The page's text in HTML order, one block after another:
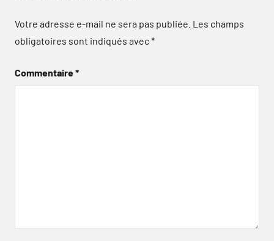
Votre adresse e-mail ne sera pas publiée. Les champs
obligatoires sont indiqués avec*
Commentaire*